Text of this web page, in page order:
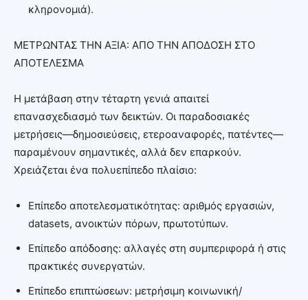
κληρονομιά).
ΜΕΤΡΩΝΤΑΣ ΤΗΝ ΑΞΙΑ: ΑΠΟ ΤΗΝ ΑΠΟΔΟΣΗ ΣΤΟ
ΑΠΟΤΕΛΕΣΜΑ
Η μετάβαση στην τέταρτη γενιά απαιτεί
επανασχεδιασμό των δεικτών. Οι παραδοσιακές
μετρήσεις—δημοσιεύσεις, ετεροαναφορές, πατέντες—
παραμένουν σημαντικές, αλλά δεν επαρκούν.
Χρειάζεται ένα πολυεπίπεδο πλαίσιο:
Επίπεδο αποτελεσματικότητας: αριθμός εργασιών,
datasets, ανοικτών πόρων, πρωτοτύπων.
Επίπεδο απόδοσης: αλλαγές στη συμπεριφορά ή στις
πρακτικές συνεργατών.
Επίπεδο επιπτώσεων: μετρήσιμη κοινωνική/